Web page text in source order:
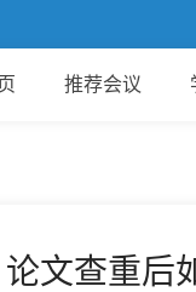
推荐会议
论文查重后